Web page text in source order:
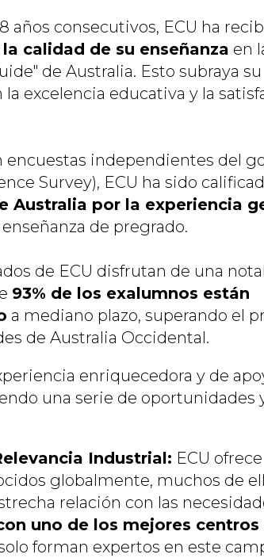
años consecutivos, ECU ha
calidad de su enseñanza en
de Australia. Esto subraya su
excelencia educativa y la
encuestas independientes del
Survey), ECU ha sido
Australia por la experiencia
de pregrado.
de ECU disfrutan de una
93% de los exalumnos están
a mediano plazo, superando el
de Australia Occidental.
enriquecedora y de
una serie de oportunidades
Industrial: ECU
globalmente, muchos de
relación con las
uno de los mejores centros
forman expertos en este